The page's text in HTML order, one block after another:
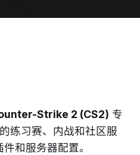
Strike 2 (CS2) 专
练习赛、内战和社区服
和服务器配置。